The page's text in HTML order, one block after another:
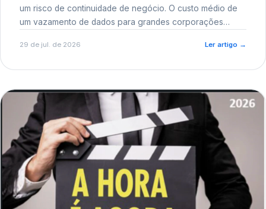
um risco de continuidade de negócio. O custo médio de
um vazamento de dados para grandes corporações
reputacional e o risco regulatório junto a órgãos como a
29 de jul. de 2026 Ler artigo →